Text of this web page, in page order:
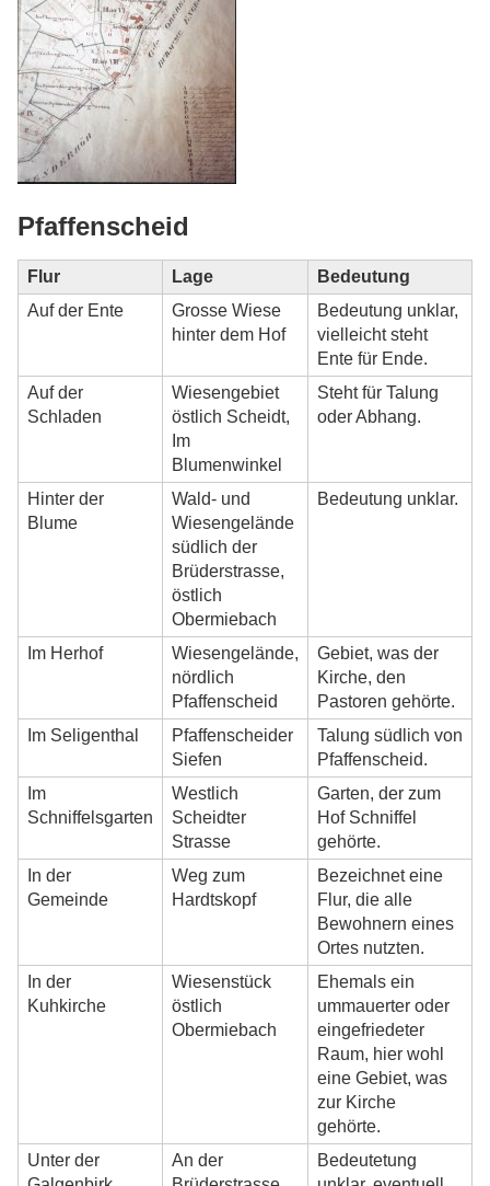
Pfaffenscheid
Flur Lage
Bedeutung
Auf der Ente
Grosse Wiese
hinter dem Hof
Bedeutung unklar,
vielleicht steht
Ente für Ende.
Auf der
Schladen
Wiesengebiet
östlich Scheidt,
Im
Blumenwinkel
Steht für Talung
oder Abhang.
Hinter der
Blume
Wald- und
Wiesengelände
südlich der
Brüderstrasse,
östlich
Obermiebach
Bedeutung unklar.
Im Herhof
Wiesengelände,
nördlich
Pfaffenscheid
Gebiet, was der
Kirche, den
Pastoren gehörte.
Im Seligenthal
Pfaffenscheider
Siefen
Talung südlich von
Pfaffenscheid.
Im
Schniffelsgarten
Westlich
Scheidter
Strasse
Garten, der zum
Hof Schniffel
gehörte.
In der
Gemeinde
Weg zum
Hardtskopf
Bezeichnet eine
Flur, die alle
Bewohnern eines
Ortes nutzten.
In der
Kuhkirche
Wiesenstück
östlich
Obermiebach
Ehemals ein
ummauerter oder
eingefriedeter
Raum, hier wohl
eine Gebiet, was
zur Kirche
gehörte.
Unter der
An der
Bedeutetung